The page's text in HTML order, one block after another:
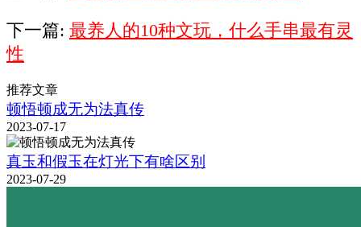
下一篇: 最养人的10种文玩，什么手串最有灵
性
推荐文章
顿悟顿成无为法真传
2023-07-17
真玉和假玉在灯光下有啥区别
2023-07-29